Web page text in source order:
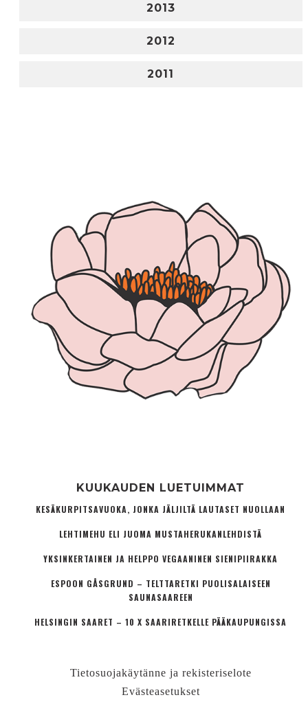
2013
2012
2011
KUUKAUDEN LUETUIMMAT
KESÄKURPITSAVUOKA, JONKA JÄLJILTÄ LAUTASET NUOLLAAN
LEHTIMEHU ELI JUOMA MUSTAHERUKANLEHDISTÄ
YKSINKERTAINEN JA HELPPO VEGAANINEN SIENIPIIRAKKA
ESPOON GÅSGRUND – TELTTARETKI PUOLISALAISEEN
SAUNASAAREEN
HELSINGIN SAARET – 10 X SAARIRETKELLE PÄÄKAUPUNGISSA
Tietosuojakäytänne ja rekisteriselote
Evästeasetukset